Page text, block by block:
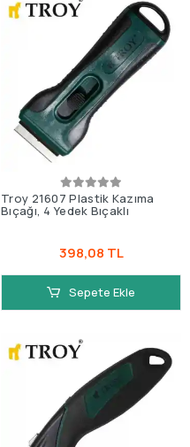
Troy 21607 Plastik Kazıma
Bıçağı, 4 Yedek Bıçaklı
398,08 TL
Sepete Ekle